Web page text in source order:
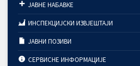
ЈАВНЕ НАБАВКЕ
ИНСПЕКЦИЈСКИ ИЗВЈЕШТАЈИ
ЈАВНИ ПОЗИВИ
СЕРВИСНЕ ИНФОРМАЦИЈЕ